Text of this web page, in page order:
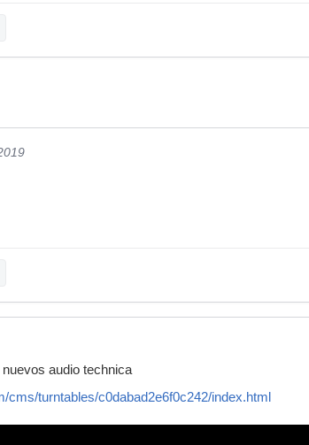
audio technica
cms/turntables/c0dabad2e6f0c242/index.html